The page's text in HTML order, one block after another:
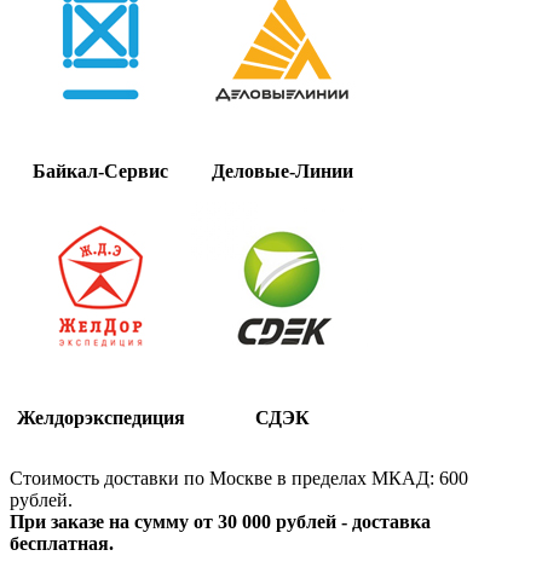
Байкал-Сервис Деловые-Линии
Желдорэкспедиция СДЭК
Стоимость доставки по Москве в пределах МКАД: 600
рублей.
При заказе на сумму от 30 000 рублей - доставка
бесплатная.